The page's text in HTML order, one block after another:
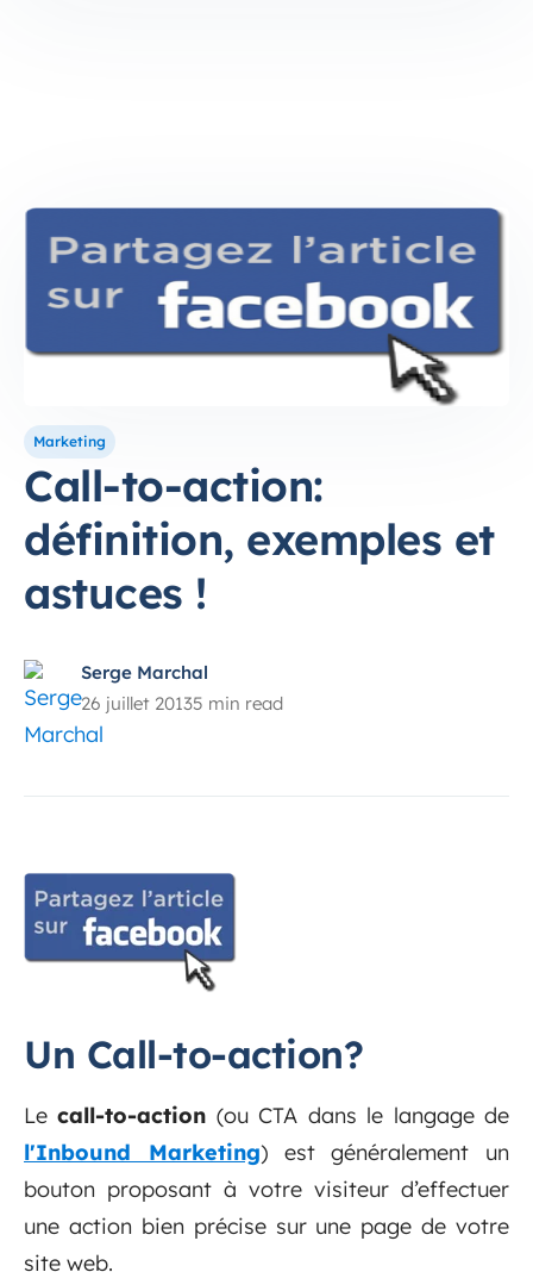
Marketing
Call-to-action:
définition, exemples et
astuces !
Serge Marchal
26 juillet 20135 min read
Un Call-to-action?
Lecall-to-action (ou CTA dans le langage de
l'Inbound Marketing) est généralement un
bouton proposant à votre visiteur d’effectuer
une action bien précise sur une page de votre
site web.